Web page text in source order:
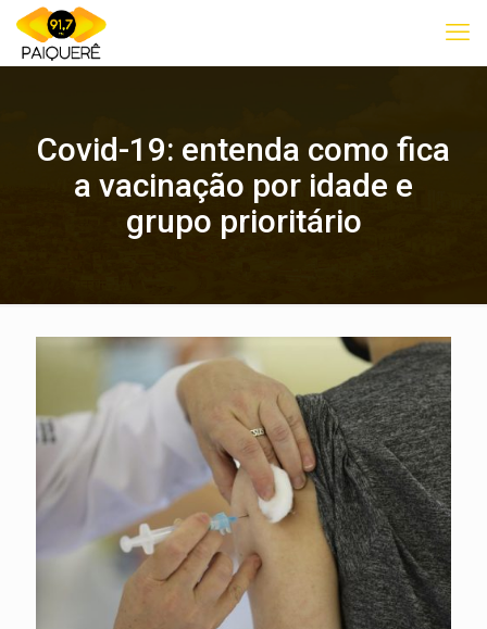
Covid-19: entenda como fica
a vacinação por idade e
grupo prioritário